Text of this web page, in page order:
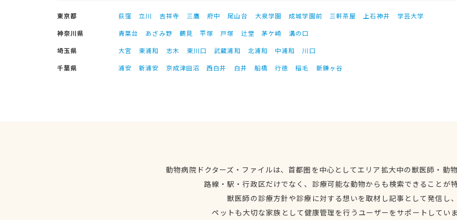
東京都 荻窪 立川 吉祥寺 三鷹 府中 尾山台 大泉学園 成城学園前 三軒茶屋 上石神井
学芸大学
神奈川県
青葉台 あざみ野 鶴見 平塚 戸塚 辻堂 茅ケ崎
溝の口
埼玉県
大宮 東浦和 志木 東川口 武蔵浦和 北浦和 中浦和
川口
千葉県
浦安 新浦安 京成津田沼 西白井 白井 船橋 行徳 稲毛 新鎌ヶ谷
動物病院ドクターズ・ファイルは、首都圏を中心としてエリア拡大中の獣医師・動
路線・駅・行政区だけでなく、診療可能な動物からも検索できることが
獣医師の診療方針や診療に対する想いを取材し記事として発信し
ペットも大切な家族として健康管理を行うユーザーをサポートしてい